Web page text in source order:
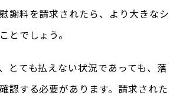
謝料を請求されたら、より大きなシ
とでしょう。
とても払えない状況であっても、落
認する必要があります。請求された